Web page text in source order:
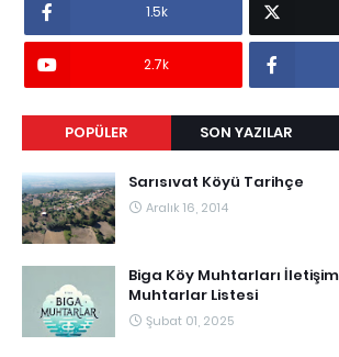
1.5k
2.7k
POPÜLER SON YAZILAR
Sarısıvat Köyü Tarihçe
Aralık 16, 2014
Biga Köy Muhtarları
Muhtarlar Listesi
Şubat 01, 2025